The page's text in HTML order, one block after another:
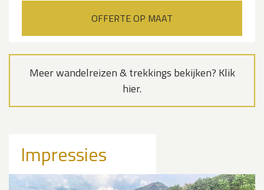
OFFERTE OP MAAT
Meer wandelreizen & trekkings bekijken? Klik
hier.
Impressies